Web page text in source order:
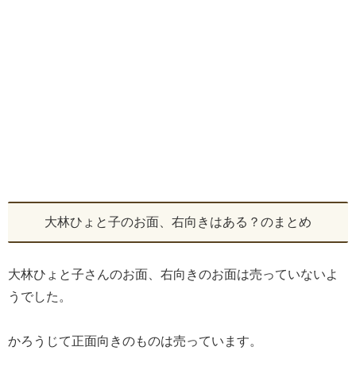
大林ひょと子のお面、右向きはある？のまとめ
大林ひょと子さんのお面、右向きのお面は売っていないよ
うでした。
かろうじて正面向きのものは売っています。